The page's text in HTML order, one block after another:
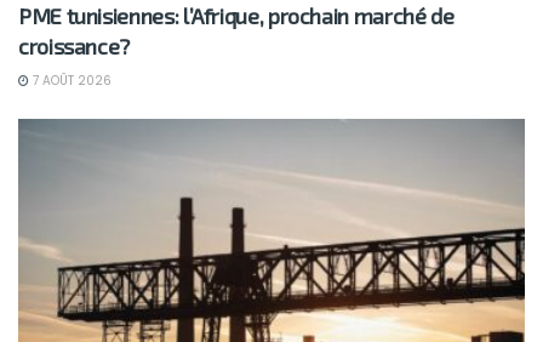
PME tunisiennes: l’Afrique, prochain marché de
croissance?
7 AOÛT 2026